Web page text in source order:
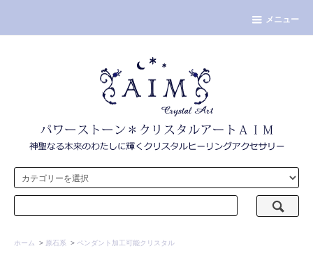
メニュー
ホーム > 原石系 > ペンダント加工可能クリスタル